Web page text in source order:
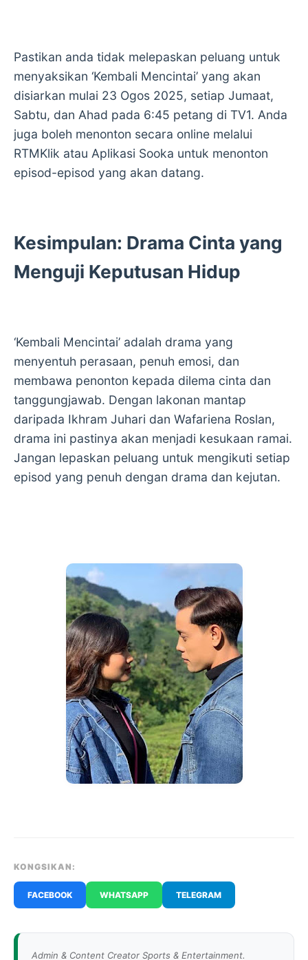
Pastikan anda tidak melepaskan peluang untuk
menyaksikan ‘Kembali Mencintai’ yang akan
disiarkan mulai 23 Ogos 2025, setiap Jumaat,
Sabtu, dan Ahad pada 6:45 petang di TV1. Anda
juga boleh menonton secara online melalui
RTMKlik atau Aplikasi Sooka untuk menonton
episod-episod yang akan datang.
Kesimpulan: Drama Cinta yang
Menguji Keputusan Hidup
‘Kembali Mencintai’ adalah drama yang
menyentuh perasaan, penuh emosi, dan
membawa penonton kepada dilema cinta dan
tanggungjawab. Dengan lakonan mantap
daripada Ikhram Juhari dan Wafariena Roslan,
drama ini pastinya akan menjadi kesukaan ramai.
Jangan lepaskan peluang untuk mengikuti setiap
episod yang penuh dengan drama dan kejutan.
KONGSIKAN:
FACEBOOK WHATSAPP TELEGRAM
Admin & Content Creator Sports & Entertainment.